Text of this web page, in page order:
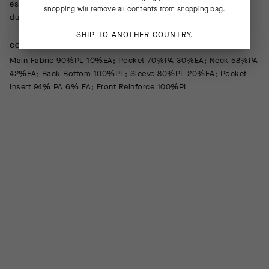
estómago. El cuello abierto permite respirar profundamente
durante los esfuerzos de alta intensidad.
COMPOSITION
Main Fabric 90%PL 10%EA; Pocket 70%PA 30%EA; Neck 58%PA
42%EA; Back Bottom 100%PL; Sleeve 80%PL 20%EA; Pocket
Insert 94% PA 6% EA; Front Reinforce 100%PL
shopping will remove all contents from shopping bag.
SHIP TO ANOTHER COUNTRY.